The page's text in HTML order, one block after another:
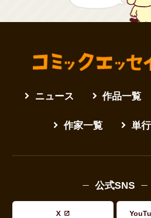
ニュース 作品一覧
作家一覧 単
公式SNS
X